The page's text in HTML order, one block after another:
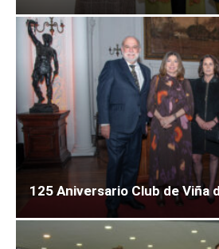
125 Aniversario Club de Viña